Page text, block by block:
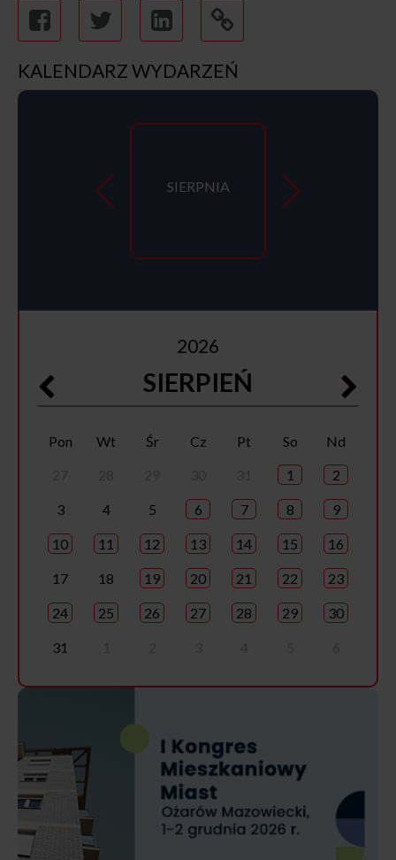
KALENDARZ WYDARZEŃ
SIERPNIA
2026
SIERPIEŃ
Pon Wt Śr Cz Pt So
Nd
1 2
3 4 5 6 7 8 9
10 11 12 13 14 15 16
17 18 19 20 21 22 23
24 25 26 27 28 29 30
31